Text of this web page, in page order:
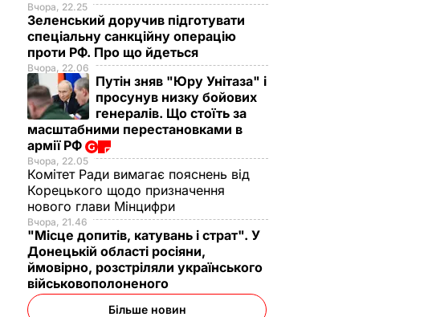
Вчора, 22.25
Зеленський доручив підготувати
спеціальну санкційну операцію
проти РФ. Про що йдеться
Вчора, 22.06
Путін зняв "Юру Унітаза" і
просунув низку бойових
генералів. Що стоїть за
масштабними перестановками в
армії РФ
Вчора, 22.05
Комітет Ради вимагає пояснень від
Корецького щодо призначення
нового глави Мінцифри
Вчора, 21.46
"Місце допитів, катувань і страт". У
Донецькій області росіяни,
ймовірно, розстріляли українського
військовополоненого
Більше новин